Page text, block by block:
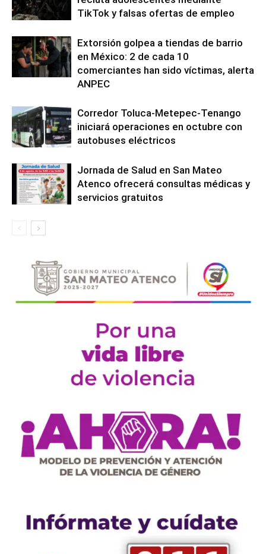
TikTok y falsas ofertas de empleo
Extorsión golpea a tiendas de barrio
en México: 2 de cada 10
comerciantes han sido víctimas, alerta
ANPEC
Corredor Toluca-Metepec-Tenango
iniciará operaciones en octubre con
autobuses eléctricos
Jornada de Salud en San Mateo
Atenco ofrecerá consultas médicas y
servicios gratuitos